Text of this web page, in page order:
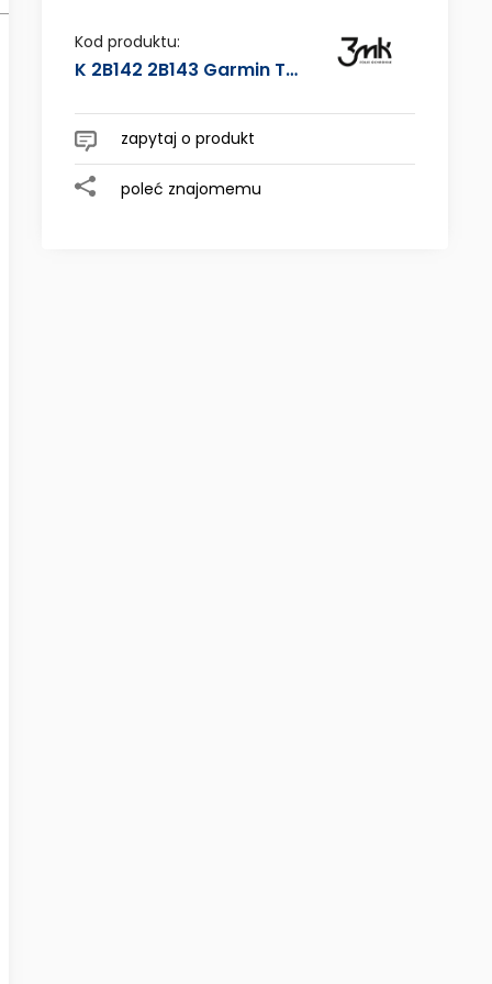
kosztów płatności
Kod produktu:
K 2B142 2B143 Garmin Tread - 3mk FOLIA OCHRONNA Anti-Scratch
zapytaj o produkt
poleć znajomemu